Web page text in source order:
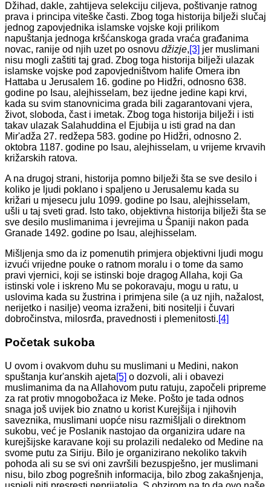
Džihad, dakle, zahtijeva selekciju ciljeva, poštivanje ratnog
prava i principa viteške časti. Zbog toga historija bilježi slučaj
jednog zapovjednika islamske vojske koji prilikom
napuštanja jednoga kršćanskoga grada vraća građanima
novac, ranije od njih uzet po osnovu džizje,[3] jer muslimani
nisu mogli zaštiti taj grad. Zbog toga historija bilježi ulazak
islamske vojske pod zapovjedništvom halife Omera ibn
Hattaba u Jerusalem 16. godine po Hidžri, odnosno 638.
godine po Isau, alejhisselam, bez ijedne jedine kapi krvi,
kada su svim stanovnicima grada bili zagarantovani vjera,
život, sloboda, čast i imetak. Zbog toga historija bilježi i isti
takav ulazak Salahuddina el Ejubija u isti grad na dan
Mir'adža 27. redžepa 583. godine po Hidžri, odnosno 2.
oktobra 1187. godine po Isau, alejhisselam, u vrijeme krvavih
križarskih ratova.
A na drugoj strani, historija pomno bilježi šta se sve desilo i
koliko je ljudi poklano i spaljeno u Jerusalemu kada su
križari u mjesecu julu 1099. godine po Isau, alejhisselam,
ušli u taj sveti grad. Isto tako, objektivna historija bilježi šta se
sve desilo muslimanima i jevrejima u Španiji nakon pada
Granade 1492. godine po Isau, alejhisselam.
Mišljenja smo da iz pomenutih primjera objektivni ljudi mogu
izvući vrijedne pouke o ratnom moralu i o tome da samo
pravi vjernici, koji se istinski boje dragog Allaha, koji Ga
istinski vole i iskreno Mu se pokoravaju, mogu u ratu, u
uslovima kada su žustrina i primjena sile (a uz njih, nažalost,
nerijetko i nasilje) veoma izraženi, biti nositelji i čuvari
dobročinstva, milosrđa, pravednosti i plemenitosti.[4]
Početak sukoba
U ovom i ovakvom duhu su muslimani u Medini, nakon
spuštanja kur'anskih ajeta[5] o dozvoli, ali i obavezi
muslimanima da na Allahovom putu ratuju, započeli pripreme
za rat protiv mnogobožaca iz Meke. Pošto je tada odnos
snaga još uvijek bio znatno u korist Kurejšija i njihovih
saveznika, muslimani uopće nisu razmišljali o direktnom
sukobu, već je Poslanik nastojao da organizira udare na
kurejšijske karavane koji su prolazili nedaleko od Medine na
svome putu za Siriju. Bilo je organizirano nekoliko takvih
pohoda ali su se svi oni završili bezuspješno, jer muslimani
nisu, bilo zbog pogrešnih informacija, bilo zbog zakašnjenja,